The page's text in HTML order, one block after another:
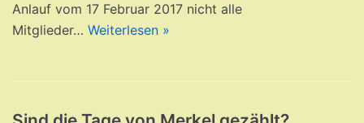
Anlauf vom 17 Februar 2017 nicht alle
Mitglieder… Weiterlesen »